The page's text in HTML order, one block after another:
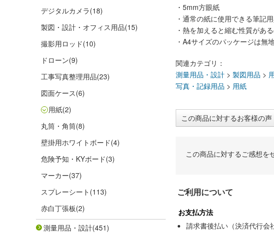
デジタルカメラ(18)
製図・設計・オフィス用品(15)
撮影用ロッド(10)
ドローン(9)
工事写真整理用品(23)
図面ケース(6)
用紙(2)
丸筒・角筒(8)
壁掛用ホワイトボード(4)
危険予知・KYボード(3)
マーカー(37)
スプレーシート (113)
赤白丁張板(2)
測量用品・設計(451)
・5mm方眼紙
・通常の紙に使用できる筆記
・熱を加えると縮む性質があ
・A4サイズのパッケージは無
関連カテゴリ：
測量用品・設計 > 製図用品 >
写真・記録用品 > 用紙
この商品に対するお客様の声
この商品に対するご感想を
ご利用について
お支払方法
請求書後払い（決済代行会